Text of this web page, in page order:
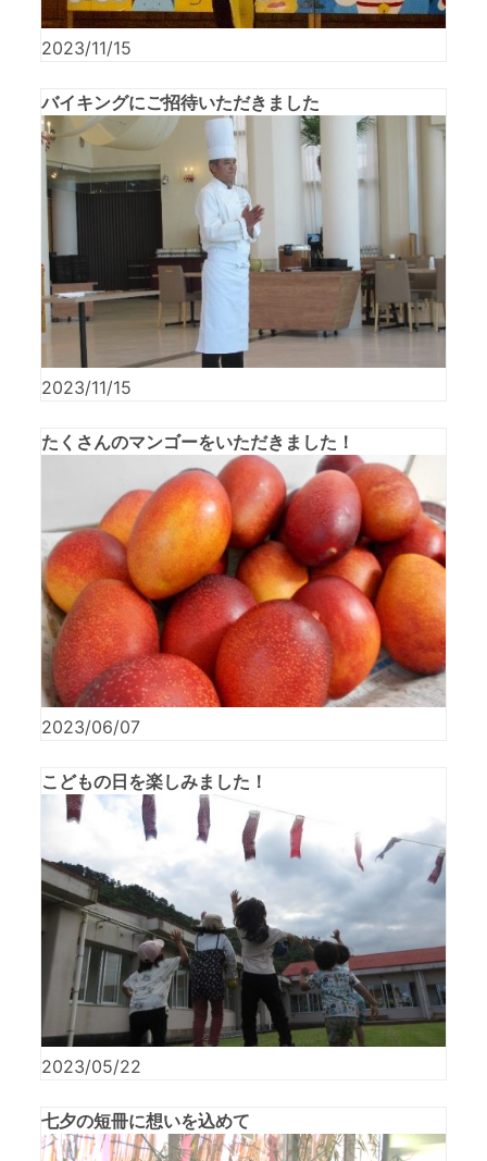
2023/11/15
バイキングにご招待いただきました
2023/11/15
たくさんのマンゴーをいただきました！
2023/06/07
こどもの日を楽しみました！
2023/05/22
七夕の短冊に想いを込めて